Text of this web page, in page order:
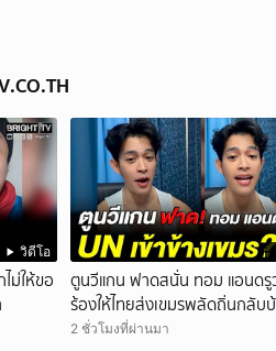
วิดีโอ
ม่ให้ขอ
ตูนวีแกน ฟาดสนั่น ทอม แอนดรู
ร้องให้ไทยส่งเขมรพลัดถิ่นกลับ
2 ชั่วโมงที่ผ่านมา